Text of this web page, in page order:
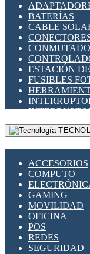
BATERÍAS
CABLE
ESTACIÓN
FUSIBLES
MONTAJE
PORTA
ACCESORIOS
COMPUTO
GAMING
MOVILIDAD
OFICINA
POS
REDES
SEGURIDAD